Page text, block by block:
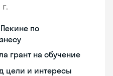
по
грант на обучение
цели и интересы